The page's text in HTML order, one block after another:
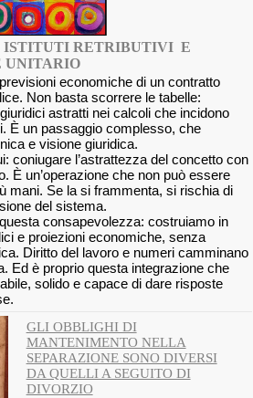
ISTITUTI RETRIBUTIVI E
UNITARIO
economiche di un contratto
Non basta scorrere le tabelle:
astratti nei calcoli che incidono
È un passaggio complesso, che
e visione giuridica.
coniugare l’astrattezza del concetto con
È un’operazione che non può essere
mani. Se la si frammenta, si rischia di
del sistema.
consapevolezza: costruiamo in
e proiezioni economiche, senza
Diritto del lavoro e numeri camminano
Ed è proprio questa integrazione che
solido e capace di dare risposte
GLI OBBLIGHI DI
MANTENIMENTO NELLA
SEPARAZIONE SONO DIVERSI
DA QUELLI A SEGUITO DI
DIVORZIO